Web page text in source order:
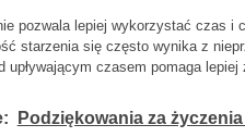
pozwala lepiej wykorzystać czas i
starzenia się często wynika z
upływającym czasem pomaga
Podziękowania za